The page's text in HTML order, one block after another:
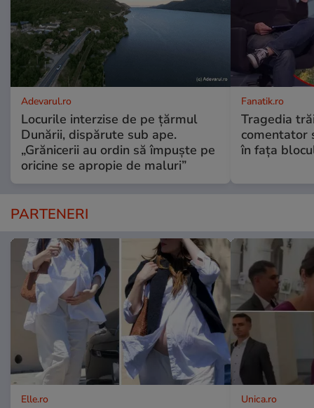
Adevarul.ro
Locurile interzise de pe țărmul
Dunării, dispărute sub ape.
„Grănicerii au ordin să împuște pe
oricine se apropie de maluri”
Fanatik.ro
Tragedia
comentator
în fața
PARTENERI
Elle.ro Unica.ro